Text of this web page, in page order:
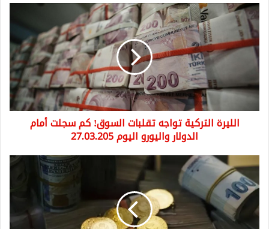
الليرة
التركية
تواجه
تقلبات
السوق!
كم
سجلت
أمام
الدولار
واليوروالليرة التركية تواجه تقلبات السوق! كم سجلت أمام
الدولار واليورو اليوم 27.03.205
سعر
ليرة
الذهب
جمهوريات،
كاملة،
أتا،